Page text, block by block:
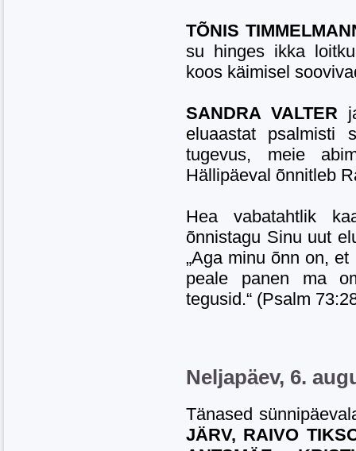
TÕNIS
su hinges ikka
koos käimisel
SANDRA VALTER
eluaastat psalmisti
tugevus, meie
Hällipäeval õnnitleb
Hea vabatahtlik
õnnistagu Sinu uut
„Aga minu õnn on,
peale panen ma
tegusid.“ (Psalm
Neljapäev, 6.
Tänased
JÄRV, RAIVO